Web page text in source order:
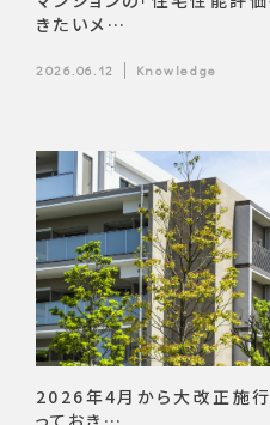
きたいメ…
2026.06.12 Knowledge
2026年4月から大改正施行